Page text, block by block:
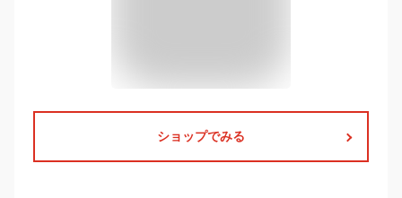
ショップでみる